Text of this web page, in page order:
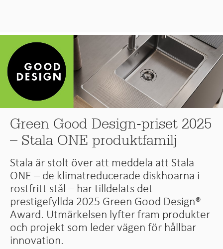
Green Good Design-priset 2025
– Stala ONE produktfamilj
Stala är stolt över att meddela att Stala
ONE – de klimatreducerade diskhoarna i
rostfritt stål – har tilldelats det
prestigefyllda 2025 Green Good Design®
Award. Utmärkelsen lyfter fram produkter
och projekt som leder vägen för hållbar
innovation.